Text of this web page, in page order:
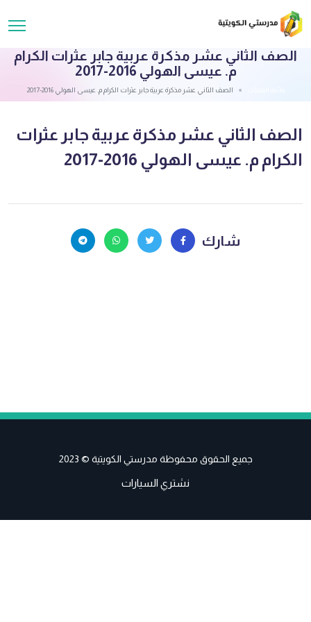
الصف الثاني عشر مذكرة عربية جابر عثرات الكرام
م. عيسى الهولي 2016-2017
الصف الثاني عشر مذكرة عربية جابر عثرات الكرام م. عيسى الهولي 2016-2017
الصف الثاني عشر مذكرة عربية جابر عثرات
الكرام م. عيسى الهولي 2016-2017
شارك
جميع الحقوق محفوظة مدرستي الكويتية © 2023
نشتري السيارات